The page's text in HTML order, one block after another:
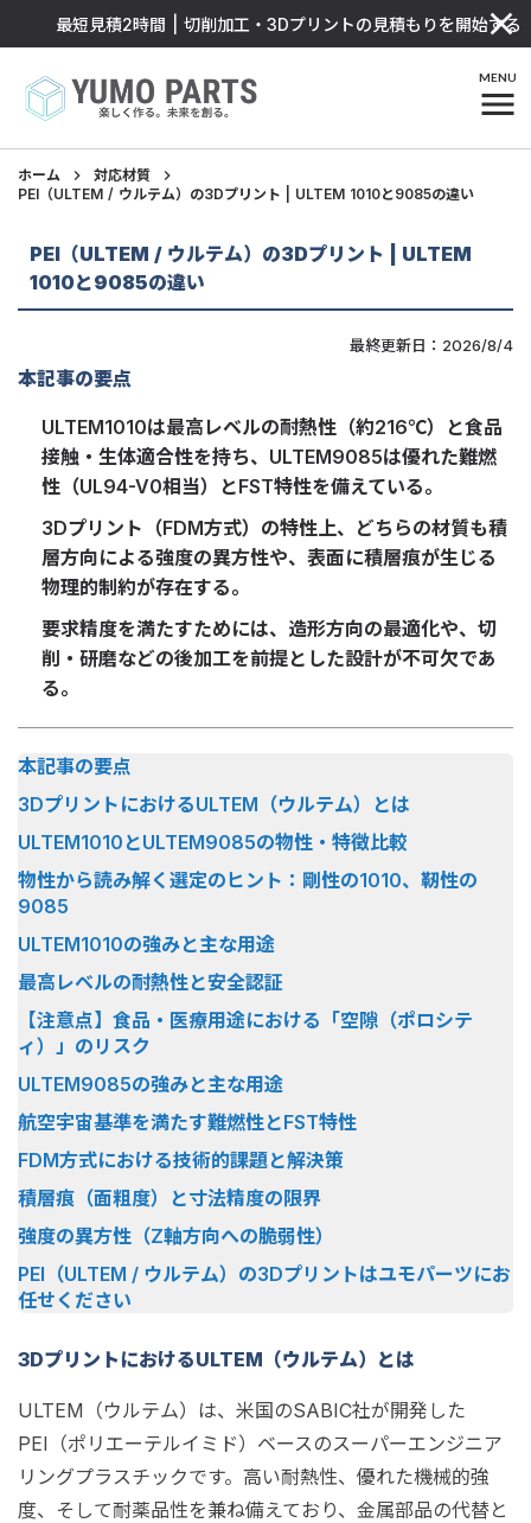
close
最短見積2時間 | 切削加工・3Dプリントの見積もりを開始する
MENU
menu
ホーム keyboard_arrow_right 対応材質 keyboard_arrow_right
PEI（ULTEM / ウルテム）の3Dプリント | ULTEM 1010と9085の違い
PEI（ULTEM / ウルテム）の3Dプリント | ULTEM
1010と9085の違い
最終更新日：2026/8/4
本記事の要点
ULTEM1010は最高レベルの耐熱性（約216℃）と食品
接触・生体適合性を持ち、ULTEM9085は優れた難燃
性（UL94-V0相当）とFST特性を備えている。
3Dプリント（FDM方式）の特性上、どちらの材質も積
層方向による強度の異方性や、表面に積層痕が生じる
物理的制約が存在する。
要求精度を満たすためには、造形方向の最適化や、切
削・研磨などの後加工を前提とした設計が不可欠であ
る。
本記事の要点
3DプリントにおけるULTEM（ウルテム）とは
ULTEM1010とULTEM9085の物性・特徴比較
物性から読み解く選定のヒント：剛性の1010、靭性の
9085
ULTEM1010の強みと主な用途
最高レベルの耐熱性と安全認証
【注意点】食品・医療用途における「空隙（ポロシテ
ィ）」のリスク
ULTEM9085の強みと主な用途
航空宇宙基準を満たす難燃性とFST特性
FDM方式における技術的課題と解決策
積層痕（面粗度）と寸法精度の限界
強度の異方性（Z軸方向への脆弱性）
PEI（ULTEM / ウルテム）の3Dプリントはユモパーツにお
任せください
3DプリントにおけるULTEM（ウルテム）とは
ULTEM（ウルテム）は、米国のSABIC社が開発した
PEI（ポリエーテルイミド）ベースのスーパーエンジニア
リングプラスチックです。高い耐熱性、優れた機械的強
度、そして耐薬品性を兼ね備えており、金属部品の代替と